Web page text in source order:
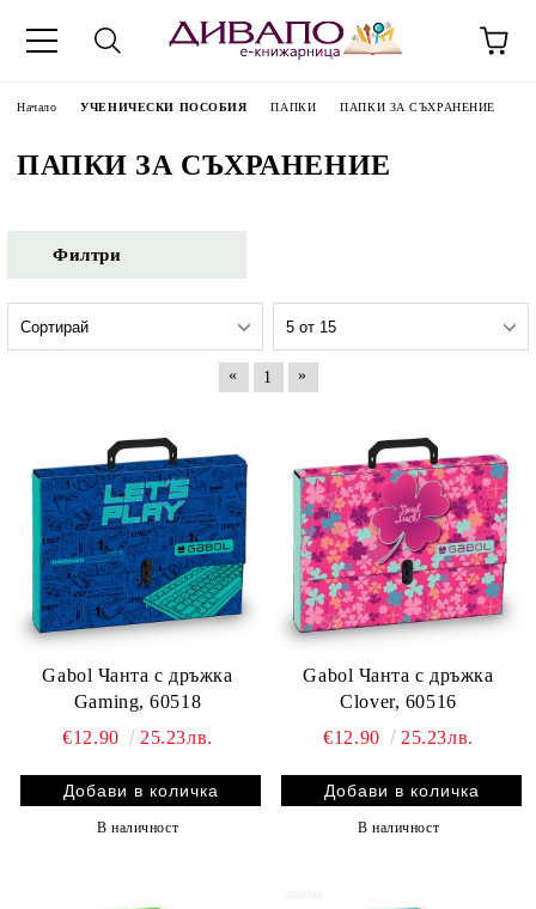
Начало УЧЕНИЧЕСКИ ПОСОБИЯ ПАПКИ ПАПКИ ЗА СЪХРАНЕНИЕ
ПАПКИ ЗА СЪХРАНЕНИЕ
Филтри
« 1 »
Gabol Чанта с дръжка
Gaming, 60518
€12.90
25.23лв.
В наличност
Gabol Чанта с дръжка
Clover, 60516
€12.90
25.23лв.
В наличност